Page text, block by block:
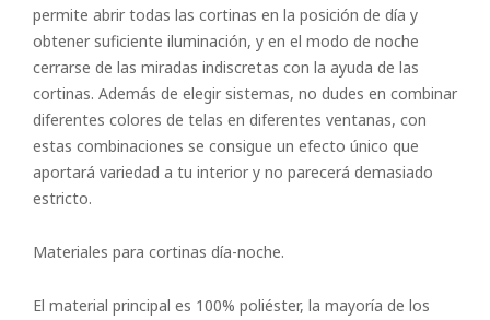
permite abrir todas las cortinas en la posición de día y
obtener suficiente iluminación, y en el modo de noche
cerrarse de las miradas indiscretas con la ayuda de las
cortinas. Además de elegir sistemas, no dudes en combinar
diferentes colores de telas en diferentes ventanas, con
estas combinaciones se consigue un efecto único que
aportará variedad a tu interior y no parecerá demasiado
estricto.
Materiales para cortinas día-noche.
El material principal es 100% poliéster, la mayoría de los